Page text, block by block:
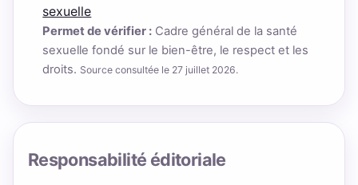
sexuelle
Permet de vérifier : Cadre général de la santé
sexuelle fondé sur le bien-être, le respect et les
droits. Source consultée le 27 juillet 2026.
Responsabilité éditoriale